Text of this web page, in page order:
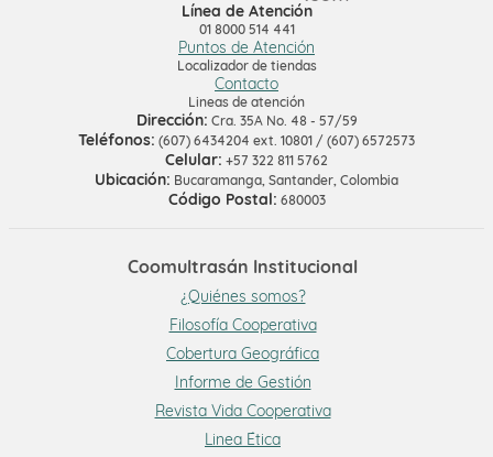
Línea de Atención
01 8000 514 441
Puntos de Atención
Localizador de tiendas
Contacto
Lineas de atención
Dirección: Cra. 35A No. 48 - 57/59
Teléfonos: (607) 6434204 ext. 10801 / (607) 6572573
Celular: +57 322 811 5762
Ubicación: Bucaramanga, Santander, Colombia
Código Postal: 680003
Coomultrasán Institucional
¿Quiénes somos?
Filosofía Cooperativa
Cobertura Geográfica
Informe de Gestión
Revista Vida Cooperativa
Linea Ética